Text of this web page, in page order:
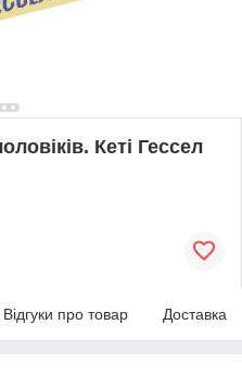
Кеті Гессел
Відгуки про товар Доставка